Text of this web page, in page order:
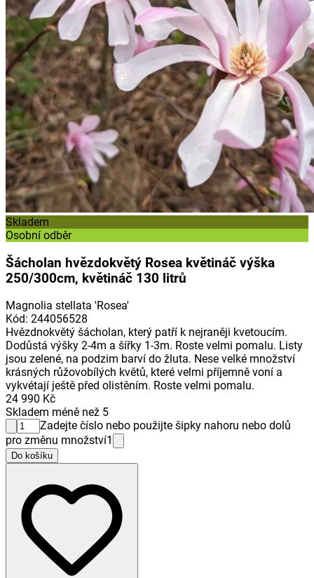
Skladem
Osobní odběr
Šácholan hvězdokvětý Rosea květináč výška
250/300cm, květináč 130 litrů
Magnolia stellata 'Rosea'
Kód: 244056528
Hvězdnokvětý šácholan, který patří k nejraněji kvetoucím.
Dodůstá výšky 2-4m a šířky 1-3m. Roste velmi pomalu. Listy
jsou zelené, na podzim barví do žluta. Nese velké množství
krásných růžovobílých květů, které velmi příjemně voní a
vykvétají ještě před olistěním. Roste velmi pomalu.
24 990 Kč
Skladem méně než 5
Zadejte číslo nebo použijte šipky nahoru nebo dolů
pro změnu množství1
Do košíku